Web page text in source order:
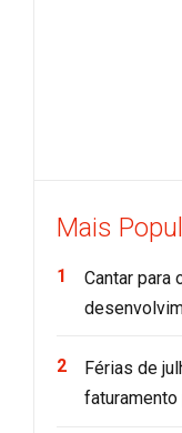
Mais
Cantar para
Férias de